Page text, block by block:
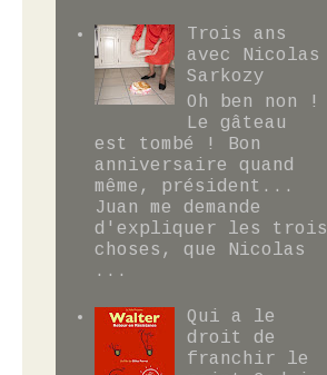
Trois ans
avec Nicolas
Sarkozy
Oh ben non !
Le gâteau
est tombé ! Bon
anniversaire quand
même, président...
Juan me demande
d'expliquer les trois
choses, que Nicolas
...
Qui a le
droit de
franchir le